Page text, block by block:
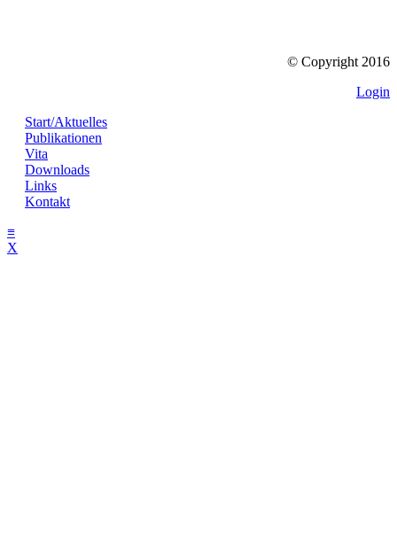
© Copyright 2016
Login
Start/Aktuelles
Publikationen
Vita
Downloads
Links
Kontakt
≡
X